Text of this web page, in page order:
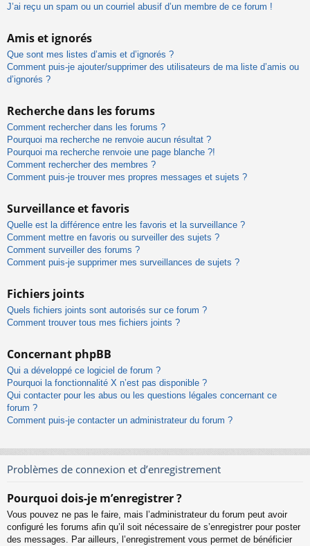
J’ai reçu un spam ou un courriel abusif d’un membre de ce forum !
Amis et ignorés
Que sont mes listes d’amis et d’ignorés ?
Comment puis-je ajouter/supprimer des utilisateurs de ma liste d’amis ou
d’ignorés ?
Recherche dans les forums
Comment rechercher dans les forums ?
Pourquoi ma recherche ne renvoie aucun résultat ?
Pourquoi ma recherche renvoie une page blanche ?!
Comment rechercher des membres ?
Comment puis-je trouver mes propres messages et sujets ?
Surveillance et favoris
Quelle est la différence entre les favoris et la surveillance ?
Comment mettre en favoris ou surveiller des sujets ?
Comment surveiller des forums ?
Comment puis-je supprimer mes surveillances de sujets ?
Fichiers joints
Quels fichiers joints sont autorisés sur ce forum ?
Comment trouver tous mes fichiers joints ?
Concernant phpBB
Qui a développé ce logiciel de forum ?
Pourquoi la fonctionnalité X n’est pas disponible ?
Qui contacter pour les abus ou les questions légales concernant ce
forum ?
Comment puis-je contacter un administrateur du forum ?
Problèmes de connexion et d’enregistrement
Pourquoi dois-je m’enregistrer ?
Vous pouvez ne pas le faire, mais l’administrateur du forum peut avoir
configuré les forums afin qu’il soit nécessaire de s’enregistrer pour poster
des messages. Par ailleurs, l’enregistrement vous permet de bénéficier